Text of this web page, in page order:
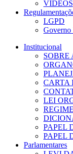
VÍDEOS
LGPD
Institucional
SOBRE
CARTA
LEI
PAPEL
PAPEL
Parlamentares